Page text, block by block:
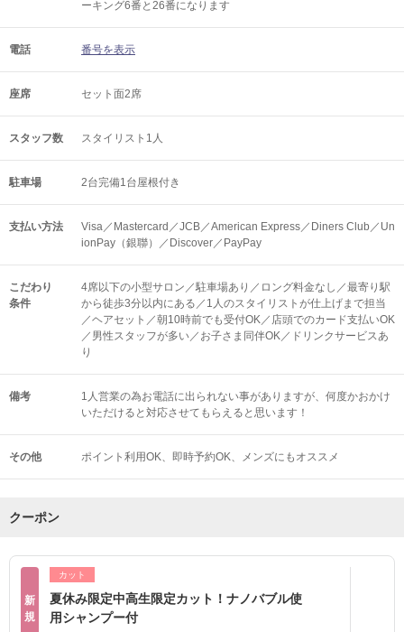
ーキング6番と26番になります
電話 番号を表示
座席 セット面2席
スタッフ数 スタイリスト1人
駐車場 2台完備1台屋根付き
支払い方法
Visa／Mastercard／JCB／American Express／Diners Club／Un
ionPay（銀聯）／Discover／PayPay
こだわり
条件
4席以下の小型サロン／駐車場あり／ロング料金なし／最寄り駅
から徒歩3分以内にある／1人のスタイリストが仕上げまで担当
／ヘアセット／朝10時前でも受付OK／店頭でのカード支払いOK
／男性スタッフが多い／お子さま同伴OK／ドリンクサービスあ
り
備考
1人営業の為お電話に出られない事がありますが、何度かおかけ
いただけると対応させてもらえると思います！
その他 ポイント利用OK 即時予約OK メンズにもオススメ
クーポン
新
規
カット
夏休み限定中高生限定カット！ナノバブル使
用シャンプー付